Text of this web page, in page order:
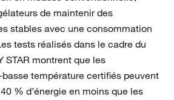
de maintenir des
stables avec une consommation
tests réalisés dans le cadre du
STAR montrent que les
température certifiés peuvent
% d’énergie en moins que les